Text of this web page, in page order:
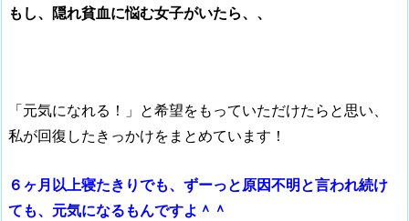
もし、隠れ貧血に悩む女子がいたら、、
「元気になれる！」と希望をもっていただけたらと思い、
私が回復したきっかけをまとめています！
６ヶ月以上寝たきりでも、ずーっと原因不明と言われ続け
ても、元気になるもんですよ＾＾